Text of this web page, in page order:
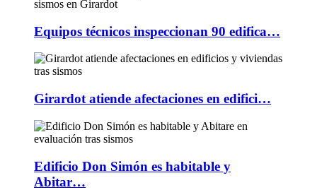
Equipos técnicos inspeccionan 90 edifica…
Girardot atiende afectaciones en edifici…
Edificio Don Simón es habitable y
Abitar…